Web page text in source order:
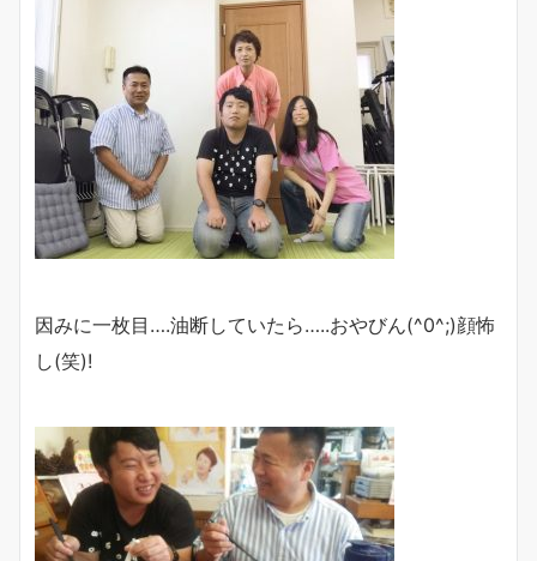
因みに一枚目….油断していたら…..おやびん(^0^;)顔怖
し(笑)!